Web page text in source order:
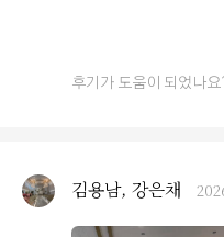
해 있어서 서울 도심
자랑합니다. 창문 없
실히 차별화되는 개
음식의 가짓수가 다
견적:** 투어 및 상담을 진행해 주신 예약실 직원분들의
전문적이고 친절한
고 덕분에 로비가 웅
보다 20층이라 뷰가
하지 않았고, 단독홀
것 같았습니다. 특히
고 있어서 사진이나
후기가 도움이 되었나요
김용남, 강은채